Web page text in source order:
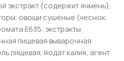
экстракт (содержит ячмень),
овощи сушеные (чеснок,
Е635, экстракты
пищевая выварочная
пищевая, йодат калия, агент